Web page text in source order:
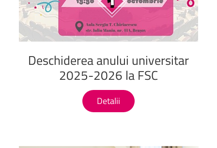
Deschidereaanului universitar
2025-2026 la FSC
Detalii